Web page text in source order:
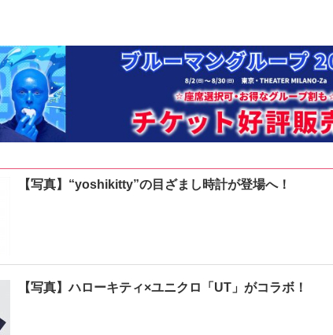
【写真】“yoshikitty”の目ざまし時計が登場へ！
【写真】ハローキティ×ユニクロ「UT」がコラボ！